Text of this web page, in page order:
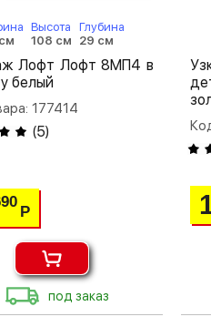
Высота
108 см
Глубина
29 см
Лофт Лофт 8МП4 в
белый
177414
(5)
Р
под заказ